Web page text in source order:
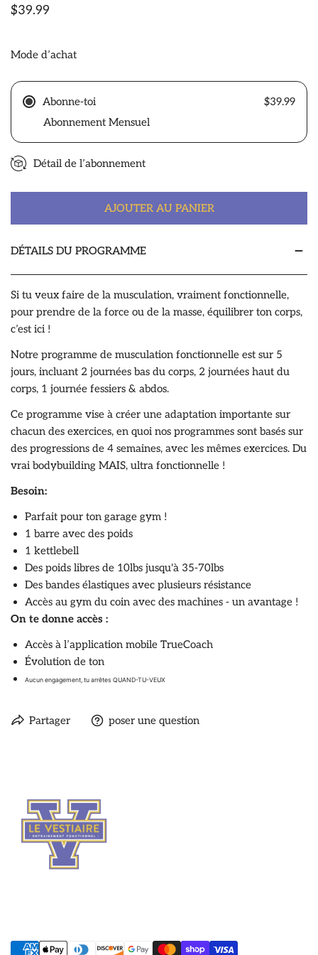
Prix
$39.99
Mode d’achat
Abonne-toi
$39.99
Abonnement Mensuel
Détail de l’abonnement
AJOUTER AU PANIER
DÉTAILS DU PROGRAMME
Si tu veux faire de la musculation, vraiment fonctionnelle,
pour prendre de la force ou de la masse, équilibrer ton corps,
c’est ici !
Notre programme de musculation fonctionnelle est sur 5
jours, incluant 2 journées bas du corps, 2 journées haut du
corps, 1 journée fessiers & abdos.
Ce programme vise à créer une adaptation importante sur
chacun des exercices, en quoi nos programmes sont basés sur
des progressions de 4 semaines, avec les mêmes exercices. Du
vrai bodybuilding MAIS, ultra fonctionnelle !
Besoin:
Parfait pour ton garage gym !
1 barre avec des poids
1 kettlebell
Des poids libres de 10lbs jusqu'à 35-70lbs
Des bandes élastiques avec plusieurs résistance
Accès au gym du coin avec des machines - un avantage !
On te donne accès :
Accès à l’application mobile TrueCoach
Évolution de ton
Aucun engagement, tu arrêtes QUAND-TU-VEUX
Partager poser une question
Méthodes